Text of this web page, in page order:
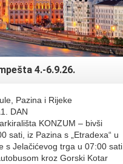
4.-6.9.26.
Pazina i Rijeke
DAN
KONZUM – bivši
sati, iz Pazina s „Etradexa“ u
s Jelačićevog trga u 07:00 sati.
kroz Gorski Kotar